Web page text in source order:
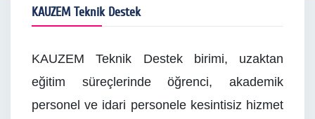
KAUZEM Teknik Destek
KAUZEM Teknik Destek birimi, uzaktan
eğitim süreçlerinde öğrenci, akademik
personel ve idari personele kesintisiz hizmet